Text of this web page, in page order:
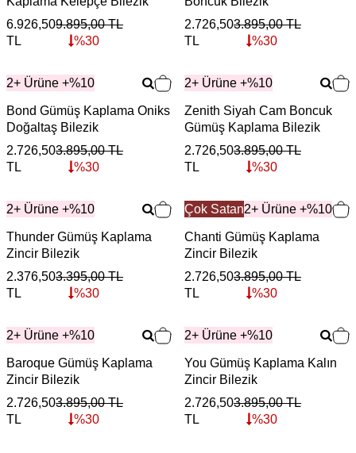
6.926,50
TL
9.895,00TL
%30
2.726,50
TL
3.895,00TL
%30
2+ Ürüne +%10
Bond Gümüş Kaplama Oniks
Doğaltaş Bilezik
2.726,50
TL
3.895,00TL
%30
2+ Ürüne +%10
Zenith Siyah Cam Boncuk
Gümüş Kaplama Bilezik
2.726,50
TL
3.895,00TL
%30
2+ Ürüne +%10
Thunder Gümüş Kaplama
Zincir Bilezik
2.376,50
TL
3.395,00TL
%30
Çok Satan2+ Ürüne +%10
Chanti Gümüş Kaplama
Zincir Bilezik
2.726,50
TL
3.895,00TL
%30
2+ Ürüne +%10
Baroque Gümüş Kaplama
Zincir Bilezik
2.726,50
TL
3.895,00TL
%30
2+ Ürüne +%10
You Gümüş Kaplama Kalın
Zincir Bilezik
2.726,50
TL
3.895,00TL
%30